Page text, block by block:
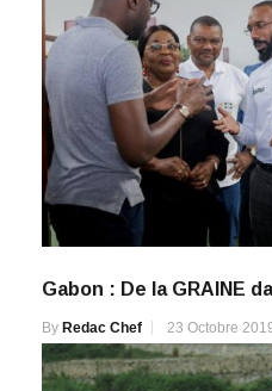
Gabon : De la GRAINE
By Redac Chef 23 Octobre